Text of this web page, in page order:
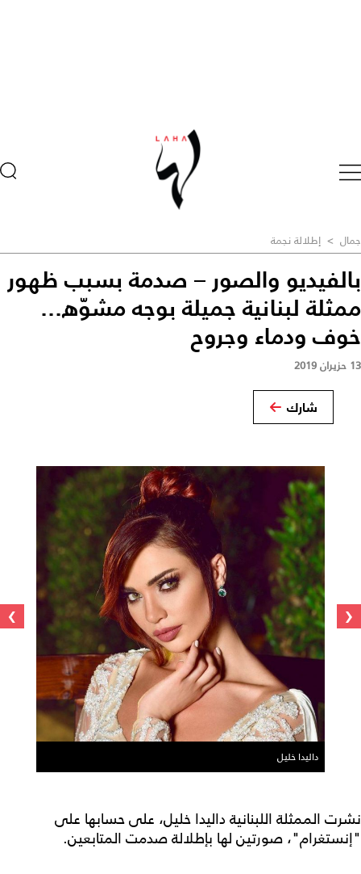
جمال > إطلالة نجمة
بالفيديو والصور – صدمة بسبب ظهور
ممثلة لبنانية جميلة بوجه مشوّه...
خوف ودماء وجروح
13 حزيران 2019
شارك
داليدا خليل
‹
›
نشرت الممثلة اللبنانية داليدا خليل، على حسابها على
"إنستغرام"، صورتين لها بإطلالة صدمت المتابعين.